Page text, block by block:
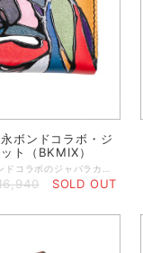
ボンドコラボ・ジ
ト（BKMIX）
SOLD OUT